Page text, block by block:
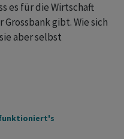
es für die Wirtschaft
gibt. Wie sich
aber selbst